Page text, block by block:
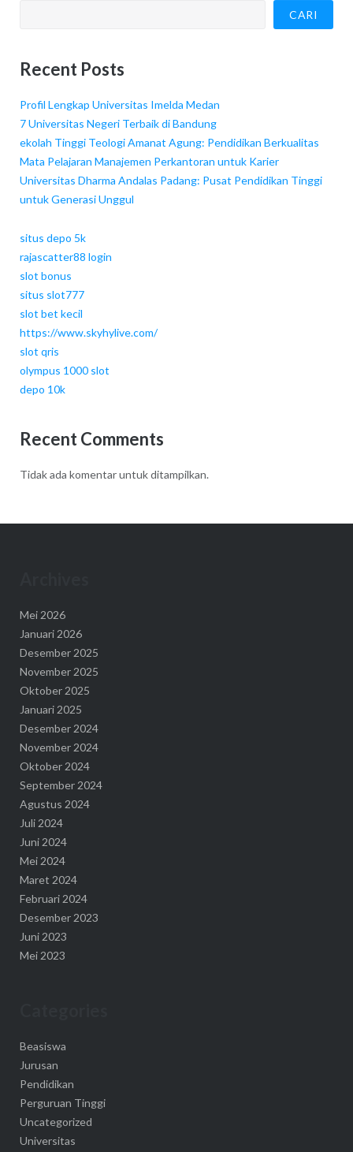
CARI
Recent Posts
Profil Lengkap Universitas Imelda Medan
7 Universitas Negeri Terbaik di Bandung
ekolah Tinggi Teologi Amanat Agung: Pendidikan Berkualitas
Mata Pelajaran Manajemen Perkantoran untuk Karier
Universitas Dharma Andalas Padang: Pusat Pendidikan Tinggi
untuk Generasi Unggul
situs depo 5k
rajascatter88 login
slot bonus
situs slot777
slot bet kecil
https://www.skyhylive.com/
slot qris
olympus 1000 slot
depo 10k
Recent Comments
Tidak ada komentar untuk ditampilkan.
Mei 2026
Januari 2026
Desember 2025
November 2025
Oktober 2025
Januari 2025
Desember 2024
November 2024
Oktober 2024
September 2024
Agustus 2024
Juli 2024
Juni 2024
Mei 2024
Maret 2024
Februari 2024
Desember 2023
Juni 2023
Mei 2023
Beasiswa
Jurusan
Pendidikan
Perguruan Tinggi
Uncategorized
Universitas